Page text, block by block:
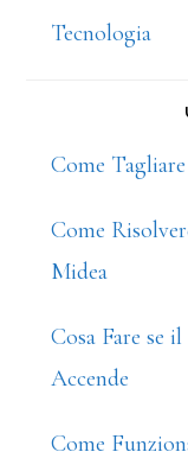
Tecnologia
Come
Come
Midea
Cosa Fare se
Accende
Come